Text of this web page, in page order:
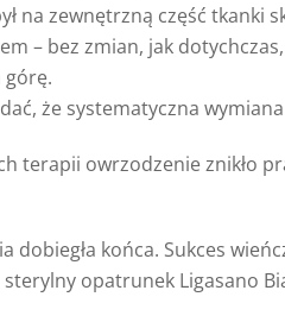
na zewnętrzną część tkanki
– bez zmian, jak
górę.
że systematyczna
terapii owrzodzenie znikło
dobiegła końca. Sukces
opatrunek Ligasano